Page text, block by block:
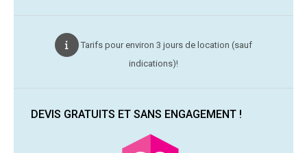
Tarifs pour environ 3 jours de location (sauf
indications)!
DEVIS GRATUITS ET SANS ENGAGEMENT !